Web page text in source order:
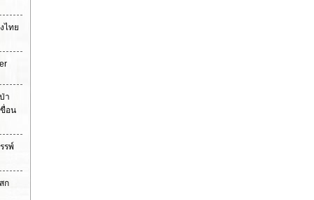
ไทย
า
อน
รพ์
ก